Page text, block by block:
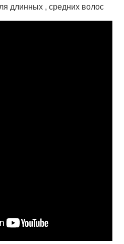
длинных , средних волос